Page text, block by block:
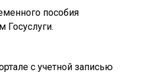
пособия
Госуслуги.
сучетной записью